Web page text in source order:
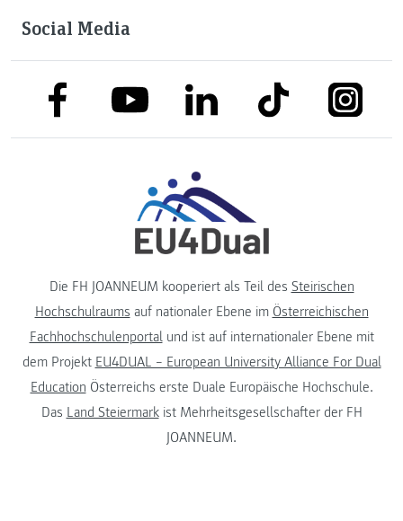
Social Media
link to facebooklink to youtubelink to linkedinlink to tiktok link to
Die FH JOANNEUM kooperiert als Teil des Steirischen
Hochschulraums auf nationaler Ebene im Österreichischen
Fachhochschulenportalund ist auf internationaler Ebene mit
dem Projekt EU4DUAL – European University Alliance For Dual
Education Österreichs erste Duale Europäische Hochschule.
Das Land Steiermarkist Mehrheitsgesellschafter der FH
JOANNEUM.